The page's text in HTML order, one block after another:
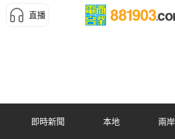
直播
即時新聞 本地 兩岸